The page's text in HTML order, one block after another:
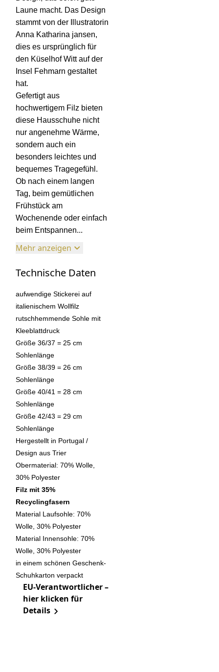
Laune macht. Das Design
stammt von der Illustratorin
Anna Katharina jansen,
dies es ursprünglich für
den Küselhof Witt auf der
Insel Fehmarn gestaltet
hat.
Gefertigt aus
hochwertigem Filz bieten
diese Hausschuhe nicht
nur angenehme Wärme,
sondern auch ein
besonders leichtes und
bequemes Tragegefühl.
Ob nach einem langen
Tag, beim gemütlichen
Frühstück am
Wochenende oder einfach
beim Entspannen...
Mehr anzeigen
Technische Daten
aufwendige Stickerei auf
italienischem Wollfilz
rutschhemmende Sohle mit
Kleeblattdruck
Größe 36/37 = 25 cm
Sohlenlänge
Größe 38/39 = 26 cm
Sohlenlänge
Größe 40/41 = 28 cm
Sohlenlänge
Größe 42/43 = 29 cm
Sohlenlänge
Hergestellt in Portugal /
Design aus Trier
Obermaterial: 70% Wolle,
30% Polyester
Filz mit 35%
Recyclingfasern
Material Laufsohle: 70%
Wolle, 30% Polyester
Material Innensohle: 70%
Wolle, 30% Polyester
in einem schönen Geschenk-
Schuhkarton verpackt
EU-Verantwortlicher –
hier klicken für
Details